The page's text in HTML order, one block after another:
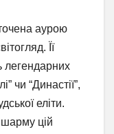
аурою
Її
легендарних
чи “Династії”,
еліти.
цій